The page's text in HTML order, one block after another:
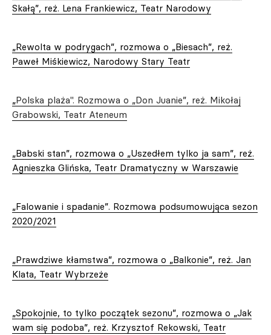
Skałą”, reż. Lena Frankiewicz, Teatr Narodowy
„Rewolta w podrygach”, rozmowa o „Biesach”, reż.
Paweł Miśkiewicz, Narodowy Stary Teatr
„Polska plaża". Rozmowa o „Don Juanie”, reż. Mikołaj
Grabowski, Teatr Ateneum
„Babski stan”, rozmowa o „Uszedłem tylko ja sam”, reż.
Agnieszka Glińska, Teatr Dramatyczny w Warszawie
„Falowanie i spadanie”. Rozmowa podsumowująca sezon
2020/2021
„Prawdziwe kłamstwa”, rozmowa o „Balkonie”, reż. Jan
Klata, Teatr Wybrzeże
„Spokojnie, to tylko początek sezonu”, rozmowa o „Jak
wam się podoba”, reż. Krzysztof Rekowski, Teatr